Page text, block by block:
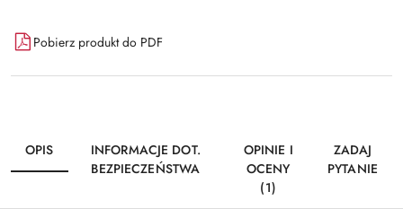
Dostępność
i
dostawa
Pobierz produkt do PDF
OPIS
INFORMACJE DOT.
BEZPIECZEŃSTWA
OPINIE I
OCENY
(1)
ZADAJ
PYTANIE